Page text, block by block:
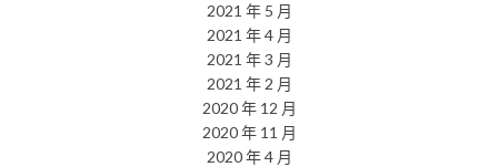
2021 年 5 月
2021 年 4 月
2021 年 3 月
2021 年 2 月
2020 年 12 月
2020 年 11 月
2020 年 4 月